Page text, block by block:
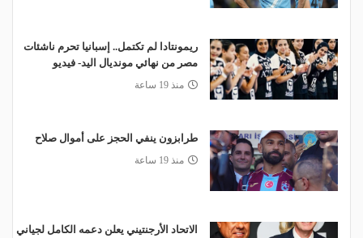
ريمونتادا لم تكتمل.. إسبانيا تحرم ناشئات
مصر من نهائي مونديال اليد- فيديو
منذ 19 ساعة
طرابزون ينفي الحجز على أموال صلاح
منذ 19 ساعة
الاتحاد الأرجنتيني يعلن دعمه الكامل لجياني